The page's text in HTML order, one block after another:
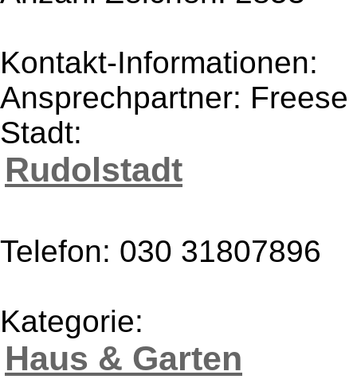
Kontakt-Informationen:
Ansprechpartner:
Stadt:
Rudolstadt
Telefon: 030 31807896
Kategorie:
Haus & Garten